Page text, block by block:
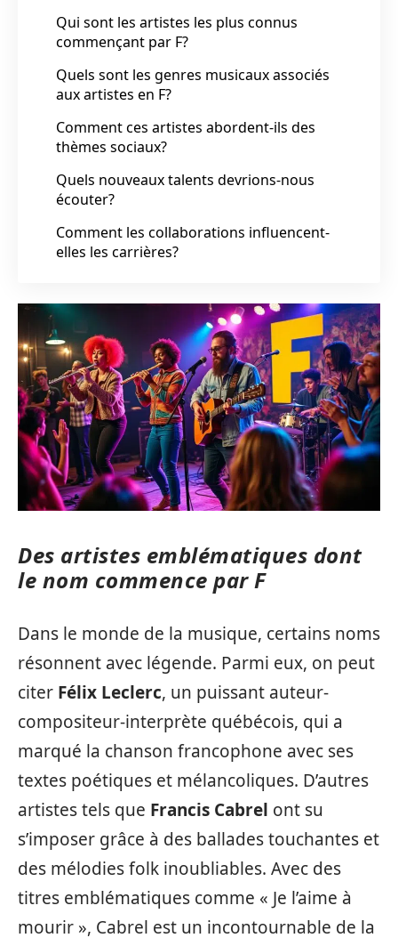
Qui sont les artistes les plus connus
commençant par F?
Quels sont les genres musicaux associés
aux artistes en F?
Comment ces artistes abordent-ils des
thèmes sociaux?
Quels nouveaux talents devrions-nous
écouter?
Comment les collaborations influencent-
elles les carrières?
Des artistes emblématiques dont
le nom commence par F
Dans le monde de la musique, certains noms
résonnent avec légende. Parmi eux, on peut
citer Félix Leclerc, un puissant auteur-
compositeur-interprète québécois, qui a
marqué la chanson francophone avec ses
textes poétiques et mélancoliques. D’autres
artistes tels que Francis Cabrel ont su
s’imposer grâce à des ballades touchantes et
des mélodies folk inoubliables. Avec des
titres emblématiques comme « Je l’aime à
mourir », Cabrel est un incontournable de la